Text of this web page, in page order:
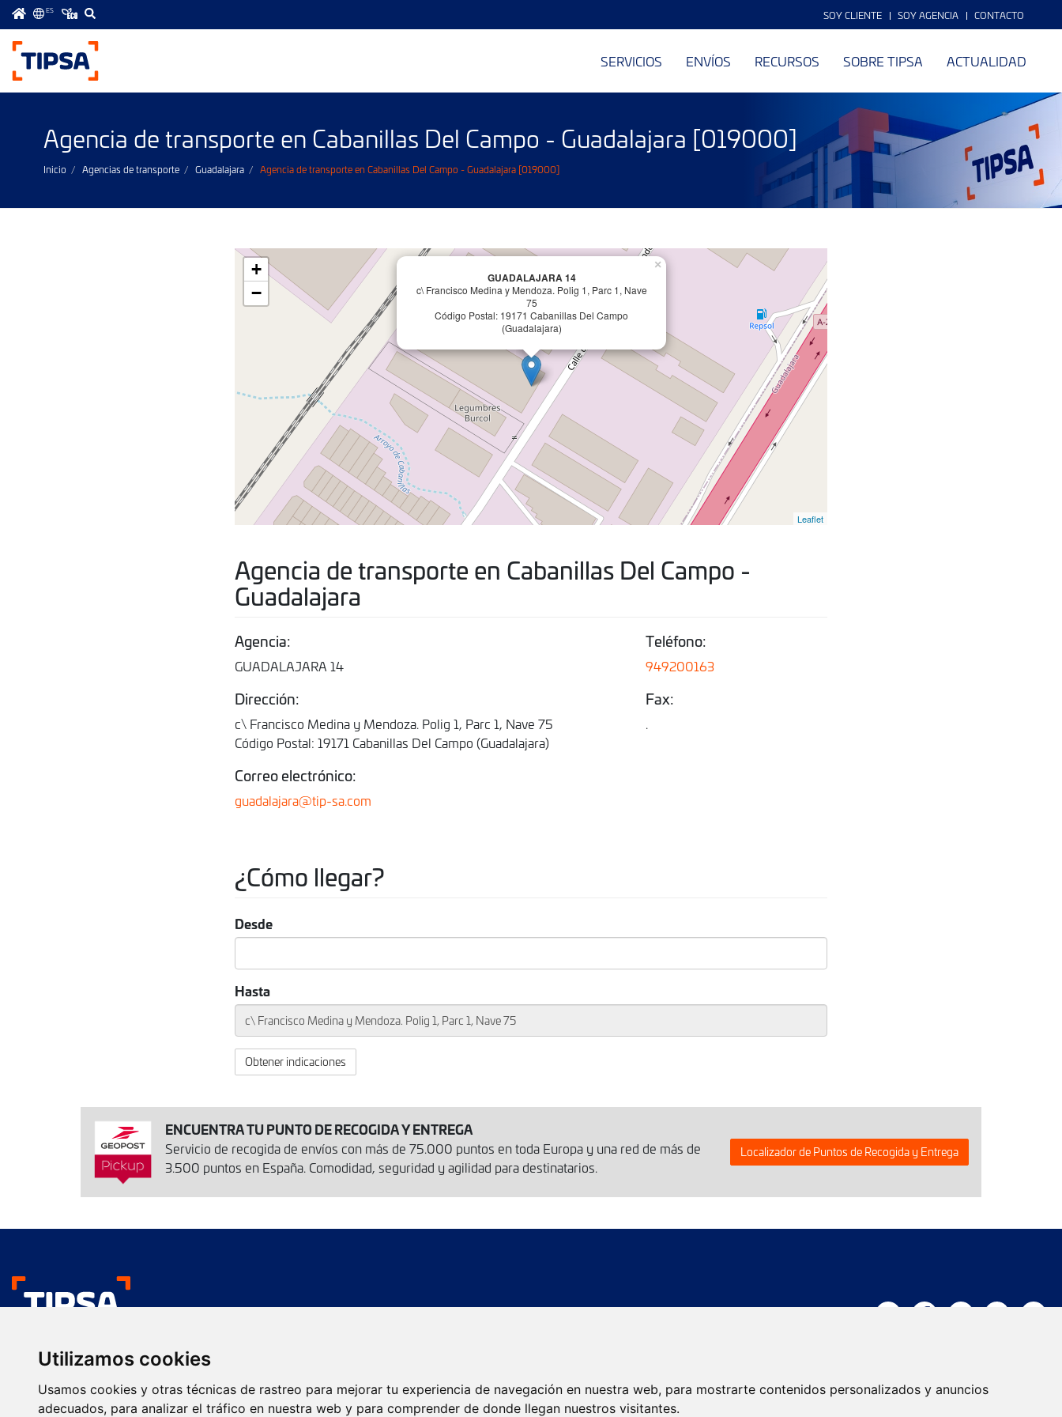
Utilizamos cookies
Usamos cookies y otras técnicas de rastreo para mejorar tu experiencia de navegación en nuestra web, para mostrarte contenidos personalizados y anuncios
adecuados, para analizar el tráfico en nuestra web y para comprender de donde llegan nuestros visitantes.
ES SOY CLIENTE SOY AGENCIA CONTACTO
Menú
SERVICIOS ENVÍOS RECURSOS SOBRE TIPSA ACTUALIDAD
Agencia de transporte en Cabanillas Del Campo - Guadalajara [019000]
Inicio Agencias de transporte Guadalajara Agencia de transporte en Cabanillas Del Campo - Guadalajara [019000]
GUADALAJARA 14
c\ Francisco Medina y Mendoza. Polig 1, Parc 1, Nave
75
Código Postal: 19171 Cabanillas Del Campo
(Guadalajara)
×
+
−
Leaflet
Agencia de transporte en Cabanillas Del Campo -
Guadalajara
Agencia:
GUADALAJARA 14
Teléfono:
949200163
Dirección:
c\ Francisco Medina y Mendoza. Polig 1, Parc 1, Nave 75
Código Postal: 19171 Cabanillas Del Campo (Guadalajara)
Fax:
.
Correo electrónico:
guadalajara@tip-sa.com
¿Cómo llegar?
Desde
Hasta
Obtener indicaciones
ENCUENTRA TU PUNTO DE RECOGIDA Y ENTREGA
Servicio de recogida de envíos con más de 75.000 puntos en toda Europa y una red de más de
3.500 puntos en España. Comodidad, seguridad y agilidad para destinatarios.
Localizador de Puntos de Recogida y Entrega
Nos gustan tus envíos
Servicios
Servicios Farma Servicios eCommerce Servicios Internacionales
Actualidad